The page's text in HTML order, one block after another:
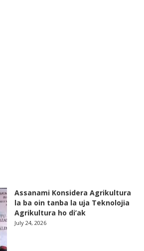
Assanami Konsidera Agrikultura
la ba oin tanba la uja Teknolojia
Agrikultura ho di’ak
July 24, 2026